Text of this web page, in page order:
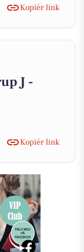
Kopiér link
J -
Kopiér link